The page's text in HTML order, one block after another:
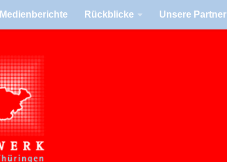
Medi­en­be­richte Rück­bli­cke Unsere Part­ner